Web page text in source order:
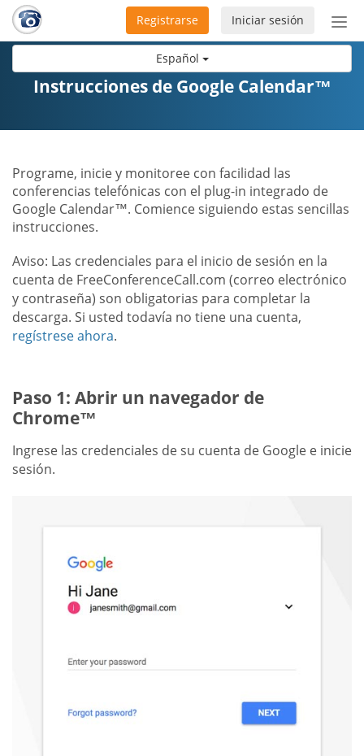
Español
de
Iniciar sesión
Registrarse
Instrucciones de Google Calendar™
Programe, inicie y monitoree con facilidad las
conferencias telefónicas con el plug-in integrado de
Google Calendar™. Comience siguiendo estas sencillas
instrucciones.
Aviso: Las credenciales para el inicio de sesión en la
cuenta de FreeConferenceCall.com (correo electrónico
y contraseña) son obligatorias para completar la
descarga. Si usted todavía no tiene una cuenta,
regístrese ahora.
Paso 1: Abrir un navegador de
Chrome™
Ingrese las credenciales de su cuenta de Google e inicie
sesión.